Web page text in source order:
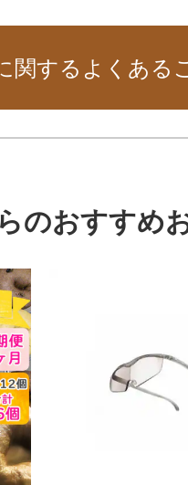
関するよくある
のおすすめ